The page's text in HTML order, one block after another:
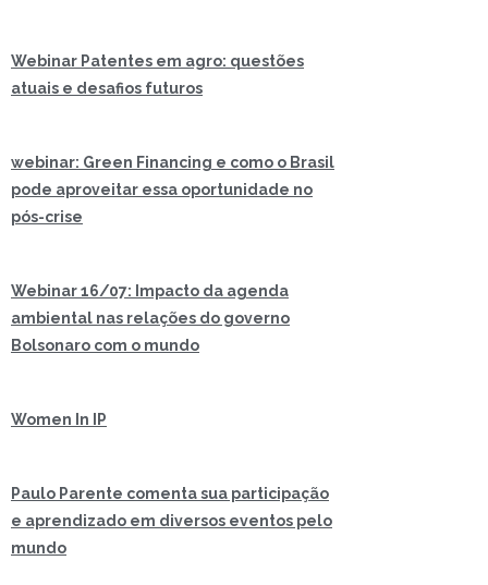
Webinar Patentes em agro: questões
atuais e desafios futuros
webinar: Green Financing e como o Brasil
pode aproveitar essa oportunidade no
pós-crise
Webinar 16/07: Impacto da agenda
ambiental nas relações do governo
Bolsonaro com o mundo
Women In IP
Paulo Parente comenta sua participação
e aprendizado em diversos eventos pelo
mundo